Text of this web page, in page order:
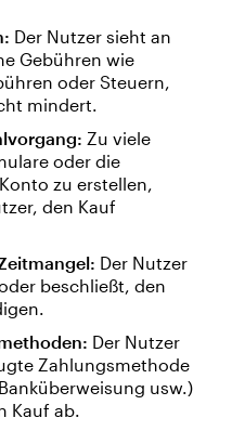
Der Nutzer sieht an
Gebühren wie
oder Steuern,
mindert.
Zu viele
oder die
zu erstellen,
den Kauf
Der Nutzer
beschließt, den
Der Nutzer
Zahlungsmethode
usw.)
Kauf ab.